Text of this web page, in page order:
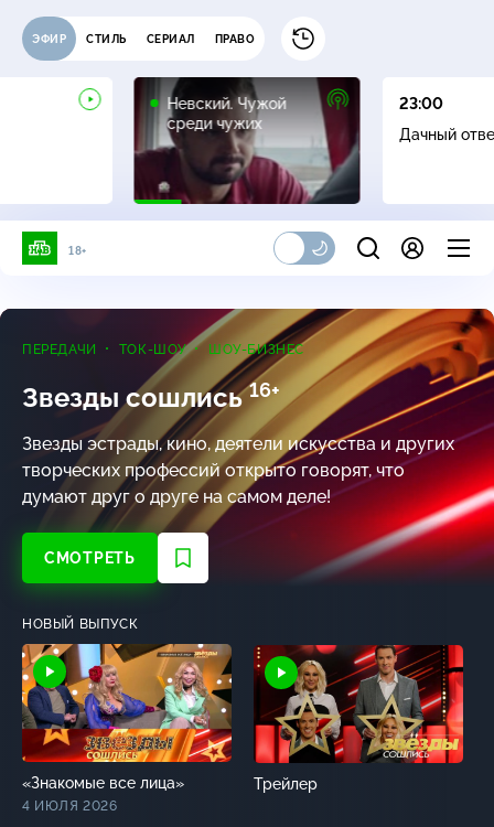
ЭФИР СТИЛЬ СЕРИАЛ ПРАВО
Невский. Чужой
среди чужих
16+
23:00
Дачный
18+
ПЕРЕДАЧИ ТОК-ШОУ ШОУ-БИЗНЕС
Звезды сошлись16+
Звезды эстрады, кино, деятели искусства и других
творческих профессий открыто говорят, что
думают друг о друге на самом деле!
СМОТРЕТЬ
НОВЫЙ ВЫПУСК
«Знакомые все лица»
4 ИЮЛЯ 2026
Трейлер